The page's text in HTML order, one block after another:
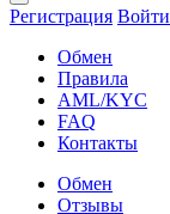
Регистрация Войти
Обмен
Правила
AML/KYC
FAQ
Контакты
Обмен
Отзывы